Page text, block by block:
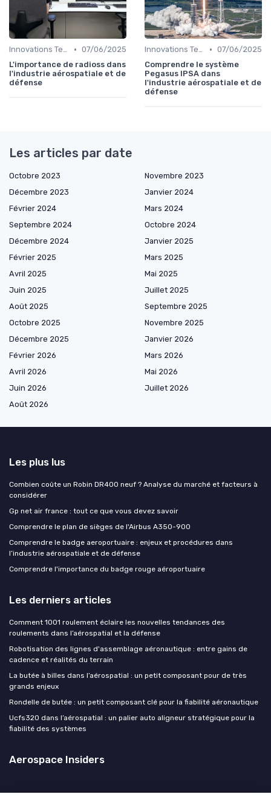
Innovations Technologiques • 07/06/2025
L'importance de radioss dans
l'industrie aérospatiale et de
défense
Innovations Technologiques • 07/06/2025
Comprendre le système
Pegasus IPSA dans
l'industrie aérospatiale et de
défense
Les articles par date
Octobre 2023
Novembre 2023
Décembre 2023
Janvier 2024
Février 2024
Mars 2024
Septembre 2024
Octobre 2024
Décembre 2024
Janvier 2025
Février 2025
Mars 2025
Avril 2025
Mai 2025
Juin 2025
Juillet 2025
Août 2025
Septembre 2025
Octobre 2025
Novembre 2025
Décembre 2025
Janvier 2026
Février 2026
Mars 2026
Avril 2026
Mai 2026
Juin 2026
Juillet 2026
Août 2026
Les plus lus
Combien coûte un Robin DR400 neuf ? Analyse du marché et facteurs à
considérer
Gp net air france : tout ce que vous devez savoir
Comprendre le plan de sièges de l'Airbus A350-900
Comprendre le badge aeroportuaire : enjeux et procédures dans
l’industrie aérospatiale et de défense
Comprendre l'importance du badge rouge aéroportuaire
Les derniers articles
Comment 1001 roulement éclaire les nouvelles tendances des
roulements dans l’aérospatial et la défense
Robotisation des lignes d'assemblage aéronautique : entre gains de
cadence et réalités du terrain
La butée à billes dans l’aérospatial : un petit composant pour de très
grands enjeux
Rondelle de butée : un petit composant clé pour la fiabilité aéronautique
Ucfs320 dans l’aérospatial : un palier auto aligneur stratégique pour la
fiabilité des systèmes
Aerospace Insiders